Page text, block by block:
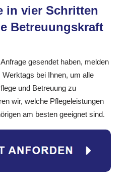
in vier Schritten
Betreuungskraft
gesendet haben, melden
bei Ihnen, um alle
und Betreuung zu
wir, welche Pflegeleistungen
am besten geeignet sind.